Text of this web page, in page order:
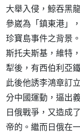
大舉入侵，鯨吞黑
參崴為「鎮東港」
珍寶島事件之背景
斯托夫斯基，維特
犁後，有西伯利亞
此後他誘李鴻章訂
分中國運動，逼出
日俄戰爭，又造成
帝的。繼而日俄在